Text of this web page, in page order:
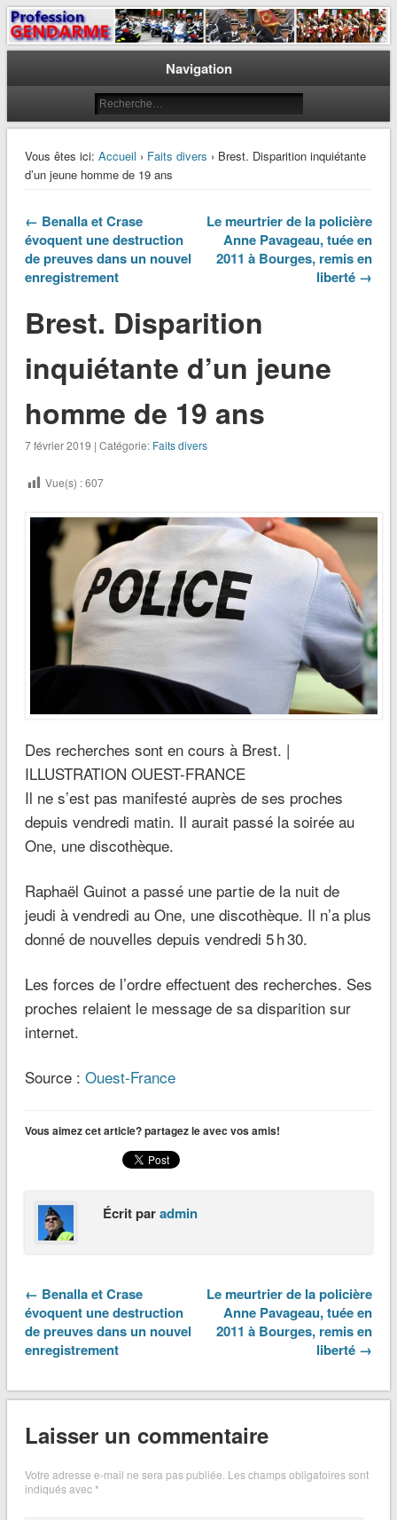
Profession Gendarme
Le journal des gendarmes
Navigation
Vous êtes ici: Accueil › Faits divers › Brest. Disparition inquiétante
d’un jeune homme de 19 ans
← Benalla et Crase
évoquent une destruction
de preuves dans un nouvel
enregistrement
Le meurtrier de la policière
Anne Pavageau, tuée en
2011 à Bourges, remis en
liberté →
Brest. Disparition
inquiétante d’un jeune
homme de 19 ans
7 février 2019 | Catégorie: Faits divers
Vue(s) :607
Des recherches sont en cours à Brest. |
ILLUSTRATION OUEST-FRANCE
Il ne s’est pas manifesté auprès de ses proches
depuis vendredi matin. Il aurait passé la soirée au
One, une discothèque.
Raphaël Guinot a passé une partie de la nuit de
jeudi à vendredi au One, une discothèque. Il n’a plus
donné de nouvelles depuis vendredi 5 h 30.
Les forces de l’ordre effectuent des recherches. Ses
proches relaient le message de sa disparition sur
internet.
Source : Ouest-France
Vous aimez cet article? partagez le avec vos amis!
Écrit paradmin
← Benalla et Crase
évoquent une destruction
de preuves dans un nouvel
enregistrement
Le meurtrier de la policière
Anne Pavageau, tuée en
2011 à Bourges, remis en
liberté →
Laisser un commentaire
Votre adresse e-mail ne sera pas publiée. Les champs obligatoires sont
indiqués avec*